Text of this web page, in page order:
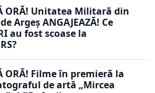
ORĂ! Unitatea Militară din
Argeș ANGAJEAZĂ! Ce
au fost scoase la
ORĂ! Filme în premieră la
de artă „Mircea